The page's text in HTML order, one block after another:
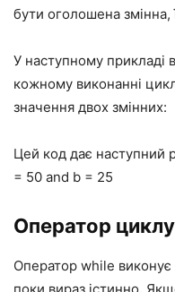
бути оголошена змінна,
У наступному прикладі
кожному виконанні
значення двох змінних:
Цей код дає наступний
= 50 and b = 25
Оператор
Оператор while виконує
поки вираз істинно.